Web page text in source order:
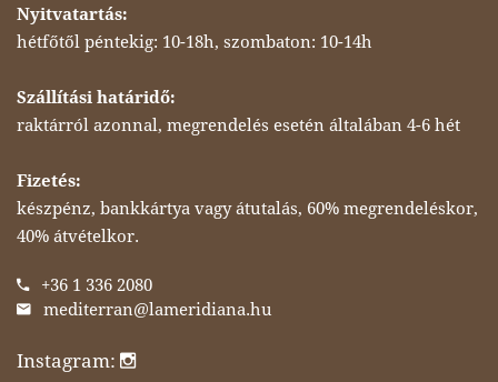
Nyitvatartás:
hétfőtől péntekig: 10-18h, szombaton: 10-14h
Szállítási határidő:
raktárról azonnal, megrendelés esetén általában 4-6 hét
Fizetés:
készpénz, bankkártya vagy átutalás, 60% megrendeléskor,
40% átvételkor.
+36 1 336 2080
mediterran@lameridiana.hu
Instagram: